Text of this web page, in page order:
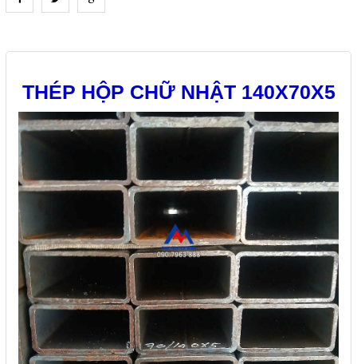
THÉP HỘP CHỮ NHẬT 140X70X5